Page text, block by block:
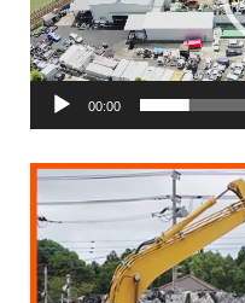
ヤ
ー
00:00